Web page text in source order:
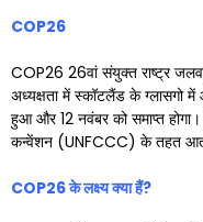
COP26
COP26 26वां संयुक्त राष्ट्र
अध्यक्षता में स्कॉटलैंड के ग्लासगो
हुआ और 12 नवंबर को समाप्त
कन्वेंशन (UNFCCC) के तहत
COP26के लक्ष्य क्या हैं?